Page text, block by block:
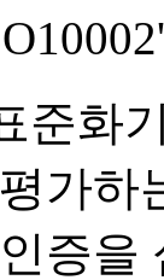
준화
가하
증을